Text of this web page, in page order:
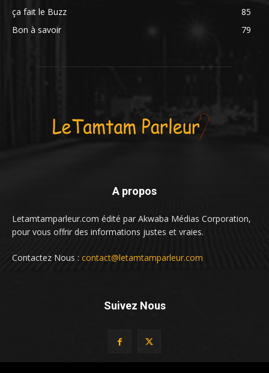
ça fait le Buzz
85
Bon à savoir
79
A propos
Letamtamparleur.com édité par Akwaba Médias Corporation,
pour vous offrir des informations justes et vraies.
Contactez Nous : contact@letamtamparleur.com
Suivez Nous